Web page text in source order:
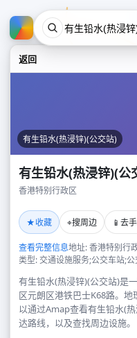
返回
有生铅水(热浸锌)(公交站)
有生铅水(热浸锌)(公
香港特别行政区
★收藏 ⌖搜周边 📱 去
查看完整信息地址: 香港特别行
类型: 交通设施服务;公交车站;
有生铅水(热浸锌)(公交站)是
区元朗区港铁巴士K68路。地
以通过Amap查看有生铅水(
达路线，以及查找周边设施。